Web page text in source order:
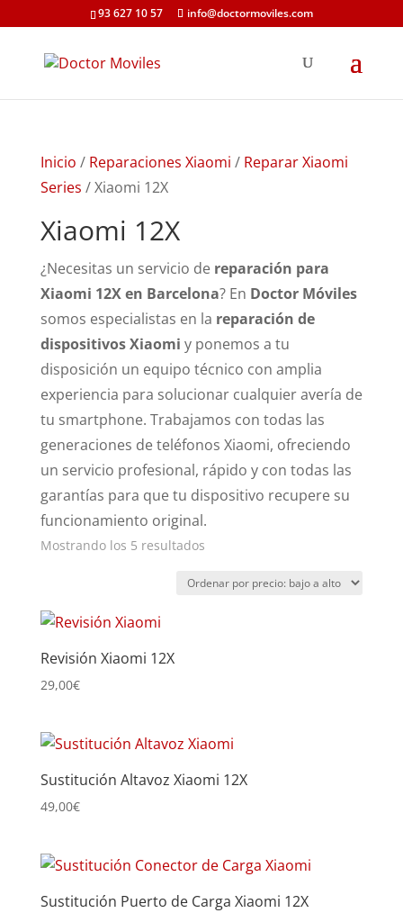
93 627 10 57 info@doctormoviles.com
Inicio / Reparaciones Xiaomi / Reparar Xiaomi
Series / Xiaomi 12X
Xiaomi 12X
¿Necesitas un servicio de reparación para
Xiaomi 12X en Barcelona? En Doctor Móviles
somos especialistas en la reparación de
dispositivos Xiaomi y ponemos a tu
disposición un equipo técnico con amplia
experiencia para solucionar cualquier avería de
tu smartphone. Trabajamos con todas las
generaciones de teléfonos Xiaomi, ofreciendo
un servicio profesional, rápido y con todas las
garantías para que tu dispositivo recupere su
funcionamiento original.
Mostrando los 5 resultadosOrdenado
precio:
Revisión Xiaomi 12X
29,00€
Sustitución Altavoz Xiaomi 12X
49,00€
Sustitución Puerto de Carga Xiaomi 12X